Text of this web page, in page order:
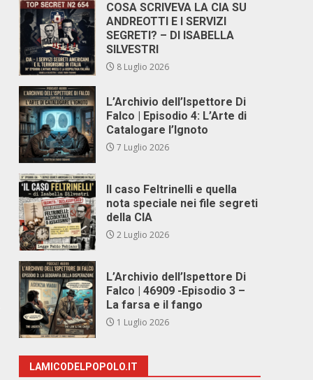
COSA SCRIVEVA LA CIA SU
ANDREOTTI E I SERVIZI
SEGRETI? – DI ISABELLA
SILVESTRI
8 Luglio 2026
L’Archivio dell’Ispettore Di
Falco | Episodio 4: L’Arte di
Catalogare l’Ignoto
7 Luglio 2026
Il caso Feltrinelli e quella
nota speciale nei file segreti
della CIA
2 Luglio 2026
L’Archivio dell’Ispettore Di
Falco | 46909 -Episodio 3 –
La farsa e il fango
1 Luglio 2026
LAMICODELPOPOLO.IT